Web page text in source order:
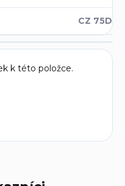
CZ 75D
k této položce.